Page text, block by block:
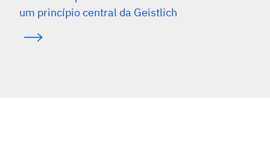
um princípio central da Geistlich